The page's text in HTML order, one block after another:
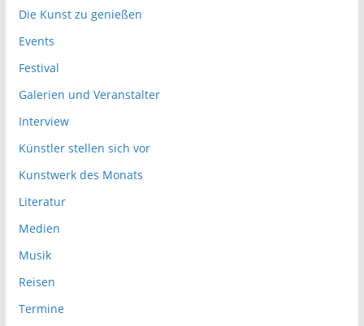
Die Kunst zu genießen
Events
Festival
Galerien und Veranstalter
Interview
Künstler stellen sich vor
Kunstwerk des Monats
Literatur
Medien
Musik
Reisen
Termine